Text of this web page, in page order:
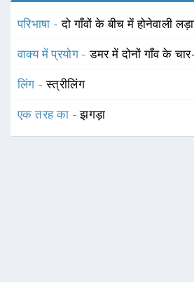
परिभाषा -दो गाँवों के बीच में होनेवाली
वाक्य में प्रयोग -डमर में दोनों गाँव के
लिंग -स्त्रीलिंग
एक तरह का -झगड़ा